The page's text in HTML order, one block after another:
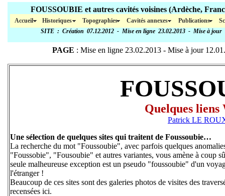
FOUSSOUBIE et autres cavités voisines
Accueil Historiques Topographies Cavités annexes Publications
SITE : Création 07.12.2012 - Mise en ligne 23.02.2013 - Mise à jour
PAGE : Mise en ligne 23.02.2013 - Mise à jour
Quelques liens
Patrick LE
Une sélection de quelques sites qui traitent de Foussoubie…
La recherche du mot "Foussoubie", avec parfois quelques
"Foussobie", "Fousoubie" et autres variantes, vous amène à coup
seule malheureuse exception est un pseudo "foussoubie" d'un
l'étranger !
Beaucoup de ces sites sont des galeries photos de visites des
recensées ici.